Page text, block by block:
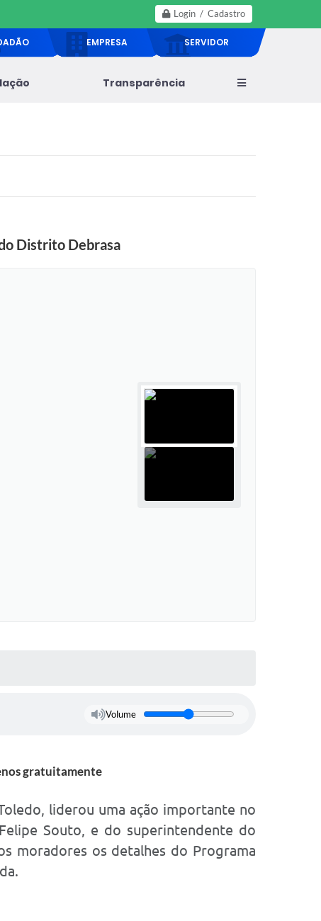
Login / Cadastro
EMPRESA SERVIDOR
Transparência
Distrito Debrasa
Volume
gratuitamente
liderou uma ação importante no
Souto, e do superintendente do
moradores os detalhes do Programa